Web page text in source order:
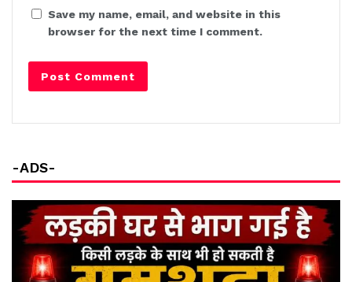
Save my name, email, and website in this
browser for the next time I comment.
-ADS-